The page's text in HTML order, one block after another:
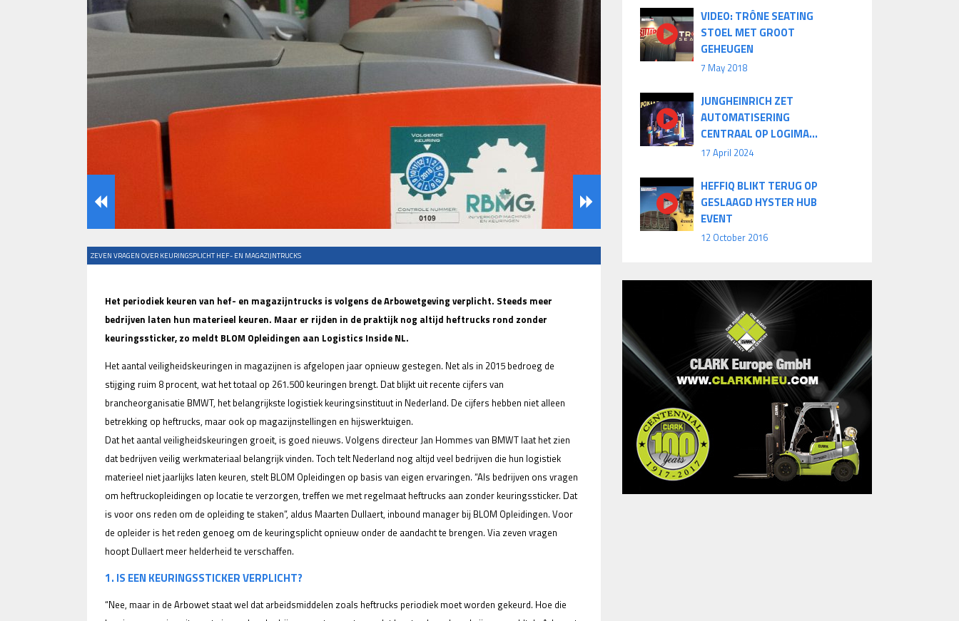
ZEVEN VRAGEN OVER KEURINGSPLICHT HEF- EN MAGAZIJNTRUCKS
Het periodiek keuren van hef- en magazijntrucks is volgens de Arbowetgeving verplicht. Steeds meer
bedrijven laten hun materieel keuren. Maar er rijden in de praktijk nog altijd heftrucks rond zonder
keuringssticker, zo meldt BLOM Opleidingen aan Logistics Inside NL.
Het aantal veiligheidskeuringen in magazijnen is afgelopen jaar opnieuw gestegen. Net als in 2015 bedroeg de
stijging ruim 8 procent, wat het totaal op 261.500 keuringen brengt. Dat blijkt uit recente cijfers van
brancheorganisatie BMWT, het belangrijkste logistiek keuringsinstituut in Nederland. De cijfers hebben niet alleen
betrekking op heftrucks, maar ook op magazijnstellingen en hijswerktuigen.
Dat het aantal veiligheidskeuringen groeit, is goed nieuws. Volgens directeur Jan Hommes van BMWT laat het zien
dat bedrijven veilig werkmateriaal belangrijk vinden. Toch telt Nederland nog altijd veel bedrijven die hun logistiek
materieel niet jaarlijks laten keuren, stelt BLOM Opleidingen op basis van eigen ervaringen. “Als bedrijven ons vragen
om heftruckopleidingen op locatie te verzorgen, treffen we met regelmaat heftrucks aan zonder keuringssticker. Dat
is voor ons reden om de opleiding te staken”, aldus Maarten Dullaert, inbound manager bij BLOM Opleidingen. Voor
de opleider is het reden genoeg om de keuringsplicht opnieuw onder de aandacht te brengen. Via zeven vragen
hoopt Dullaert meer helderheid te verschaffen.
1. IS EEN KEURINGSSTICKER VERPLICHT?
“Nee, maar in de Arbowet staat wel dat arbeidsmiddelen zoals heftrucks periodiek moet worden gekeurd. Hoe die
VIDEO: TRÔNE SEATING
STOEL MET GROOT
GEHEUGEN
7 May 2018
JUNGHEINRICH ZET
AUTOMATISERING
CENTRAAL OP LOGIMA...
17 April 2024
HEFFIQ BLIKT TERUG OP
GESLAAGD HYSTER HUB
EVENT
12 October 2016